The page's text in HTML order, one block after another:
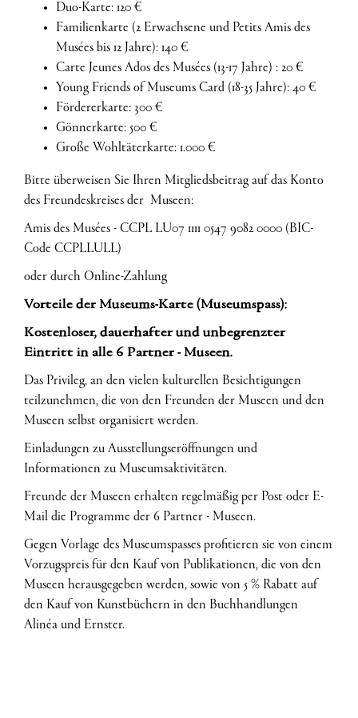
Duo-Karte: 120 €
Familienkarte (2 Erwachsene und Petits Amis des
Musées bis 12 Jahre): 140 €
Carte Jeunes Ados des Musées (13-17 Jahre) : 20 €
Young Friends of Museums Card (18-35 Jahre): 40 €
Fördererkarte: 300 €
Gönnerkarte: 500 €
Große Wohltäterkarte: 1.000 €
Bitte überweisen Sie Ihren Mitgliedsbeitrag auf das Konto
des Freundeskreises der Museen:
Amis des Musées - CCPL LU07 1111 0547 9082 0000 (BIC-
Code CCPLLULL)
oder durch Online-Zahlung
Vorteile der Museums-Karte (Museumspass):
Kostenloser, dauerhafter und unbegrenzter
Eintritt in alle 6 Partner - Museen.
Das Privileg, an den vielen kulturellen Besichtigungen
teilzunehmen, die von den Freunden der Museen und den
Museen selbst organisiert werden.
Einladungen zu Ausstellungseröffnungen und
Informationen zu Museumsaktivitäten.
Freunde der Museen erhalten regelmäßig per Post oder E-
Mail die Programme der 6 Partner - Museen.
Gegen Vorlage des Museumspasses profitieren sie von einem
Vorzugspreis für den Kauf von Publikationen, die von den
Museen herausgegeben werden, sowie von 5 % Rabatt auf
den Kauf von Kunstbüchern in den Buchhandlungen
Alinéa und Ernster.